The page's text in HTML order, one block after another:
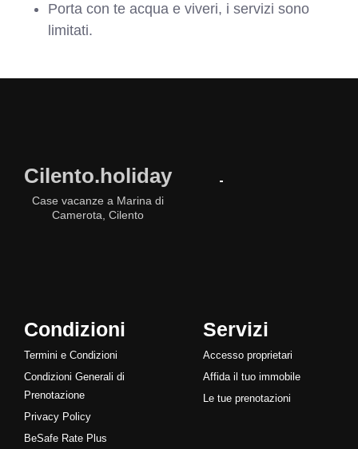
Porta con te acqua e viveri, i servizi sono
limitati.
Cilento.holiday
Case vacanze a Marina di
Camerota, Cilento
Condizioni
Termini e Condizioni
Condizioni Generali di
Prenotazione
Privacy Policy
BeSafe Rate Plus
Servizi
Accesso proprietari
Affida il tuo immobile
Le tue prenotazioni